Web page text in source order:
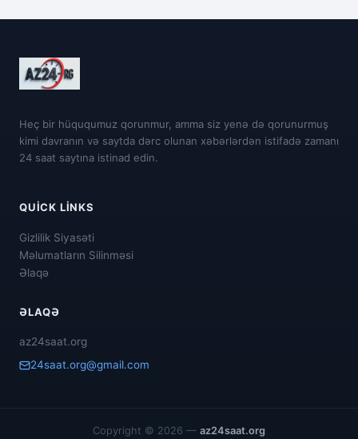
Heç bir hüququmuz qorunmur, amma siz yenə də qorunurmuş
kimi davranın və saytda dərc olunan xəbərlərdən istifadə zamanı
24 saat saytına istinad edin.
QUICK LINKS
Gizlilik Siyasəti
Məlumatların Silinməsi
Əlaqə
ƏLAQƏ
az24saat.org
24saat.org@gmail.com
Copyright © 2026 — az24saat.org